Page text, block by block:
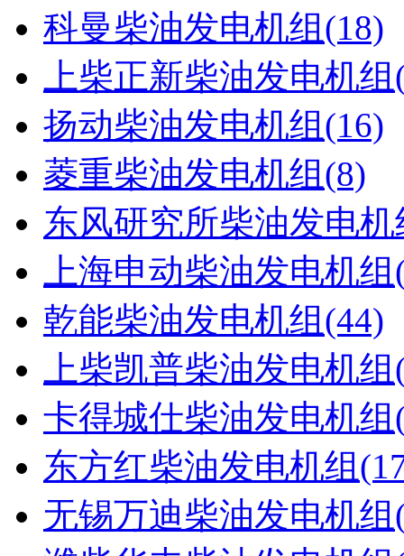
科曼柴油发电机组(18)
上柴正新柴油发电机组
扬动柴油发电机组(16)
菱重柴油发电机组(8)
东风研究所柴油发电机
上海申动柴油发电机组
乾能柴油发电机组(44)
上柴凯普柴油发电机组
卡得城仕柴油发电机组
东方红柴油发电机组
无锡万迪柴油发电机组